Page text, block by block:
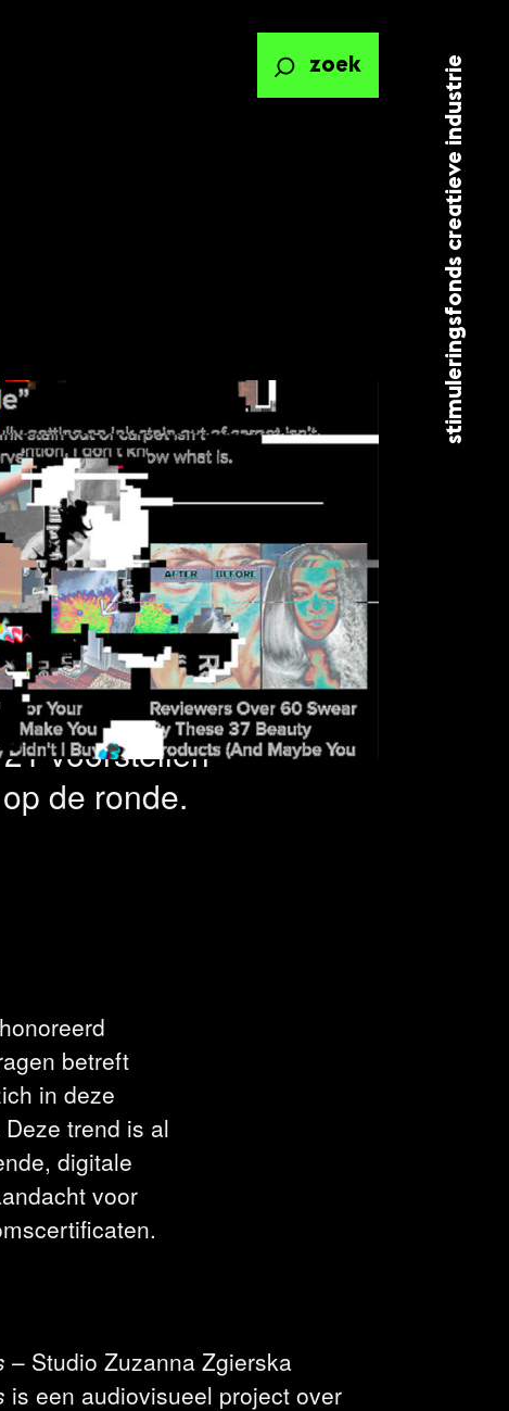
stimuleringsfonds creatieve industrie
zoek
projecten
voorstellen
de ronde.
betreft
in deze
trend is al
digitale
voor
– Studio Zuzanna Zgierska
is een audiovisueel project over